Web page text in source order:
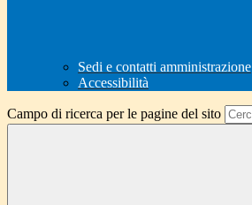
Sedi e contatti amministrazione
Accessibilità
Campo di ricerca per le pagine del sito